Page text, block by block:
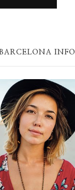
INFO